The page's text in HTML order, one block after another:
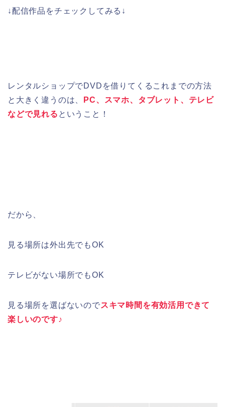
↓配信作品をチェックしてみる↓
レンタルショップでDVDを借りてくるこれまでの方法
と大きく違うのは、
PC、スマホ、タブレット、テレビ
などで見れる ということ！
だから、
見る場所は外出先でもOK
テレビがない場所でもOK
見る場所を選ばないのでスキマ時間を有効活用できて
楽しいのです♪